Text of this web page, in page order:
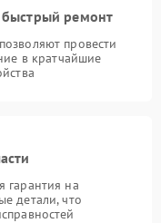
быстрый ремонт
провести
в кратчайшие
гарантия на
детали, что